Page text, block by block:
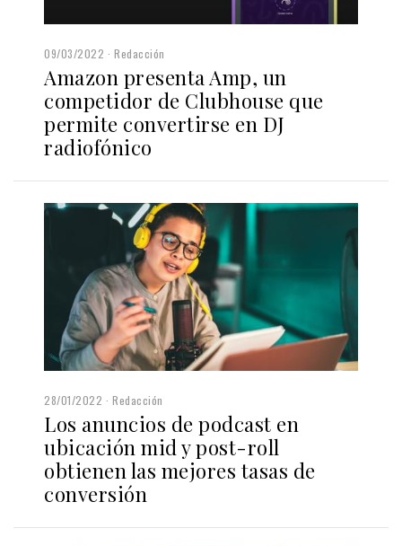
09/03/2022 Redacción
Amazon presenta Amp, un
competidor de Clubhouse que
permite convertirse en DJ
radiofónico
28/01/2022 Redacción
Los anuncios de podcast en
ubicación mid y post-roll
obtienen las mejores tasas de
conversión